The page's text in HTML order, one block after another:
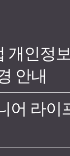
개인정
안내
어 라이